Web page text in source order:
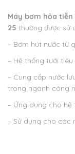
Máy bơm hỏa tiễn
25 thường được sử
– Bơm hút nước từ
– Hệ thống tưới
– Cung cấp nước
trong ngành công
– Ứng dụng cho
– Sử dụng cho các